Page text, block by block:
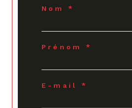
Nom *
Prénom *
E-mail *